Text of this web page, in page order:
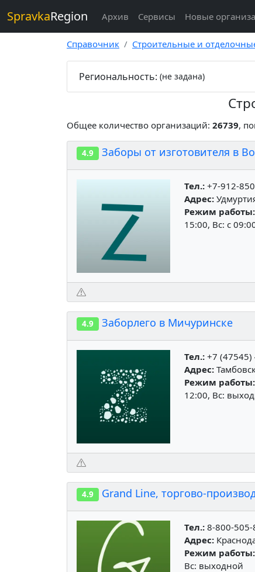
SpravkaRegion Архив Сервисы Новые
Справочник Строительные и
Региональность: (не задана)
Общее количество организаций: 26739,
4.9 Заборы от изготовителя в
Тел.: +7-912-
Адрес:
Режим работы:
15:00, Вс: c
4.9 Заборлего в Мичуринске
Тел.: +7
Адрес:
Режим работы:
12:00, Вс:
4.9 Grand Line, торгово-
Тел.: 8-800-
Адрес:
Режим работы:
Вс: выходной